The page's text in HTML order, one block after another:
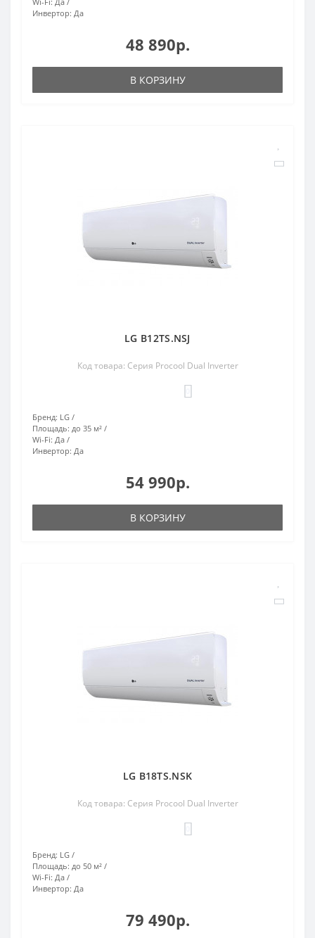
Инвертор: Да
48 890р.
В КОРЗИНУ
LG B12TS.NSJ
Код товара: Серия Procool Dual Inverter
Бренд: LG
Площадь: до 35 м²
Wi-Fi: Да
Инвертор: Да
54 990р.
В КОРЗИНУ
LG B18TS.NSK
Код товара: Серия Procool Dual Inverter
Бренд: LG
Площадь: до 50 м²
Wi-Fi: Да
Инвертор: Да
79 490р.